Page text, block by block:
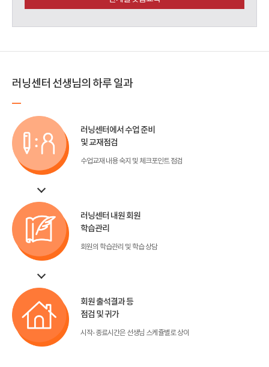
러닝센터 선생님의 하루 일과
러닝센터에서 수업 준비
및 교재점검
수업교재 내용 숙지 및 체크포인트 점검
러닝센터 내원 회원
학습관리
회원의 학습관리 및 학습 상담
회원 출석결과 등
점검 및 귀가
시작- 종료시간은 선생님 스케쥴별로 상이